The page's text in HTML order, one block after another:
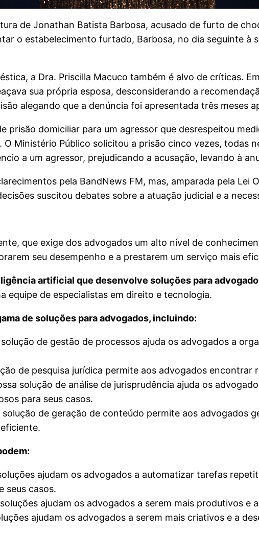
de Jonathan Batista Barbosa, acusado de furto de
o estabelecimento furtado, Barbosa, no dia seguinte à
a Dra. Priscilla Macuco também é alvo de críticas.
sua própria esposa, desconsiderando a
alegando que a denúncia foi apresentada três meses
prisão domiciliar para um agressor que desrespeitou
Ministério Público solicitou a prisão cinco vezes, todas
a um agressor, prejudicando a acusação, levando à
pela BandNews FM, mas, amparada pela
suscitou debates sobre a atuação judicial e a
que exige dos advogados um alto nível de
seu desempenho e a prestarem um serviço mais
artificial que desenvolve soluções para
equipe de especialistas em direito e tecnologia.
de soluções para advogados, incluindo:
de gestão de processos ajuda os advogados a
de pesquisa jurídica permite aos advogados
solução de análise de jurisprudência ajuda os
para seus casos.
solução de geração de conteúdo permite aos advogados
ajudam os advogados a automatizar tarefas
seus casos.
ajudam os advogados a serem mais produtivos e
ajudam os advogados a serem mais criativos e a